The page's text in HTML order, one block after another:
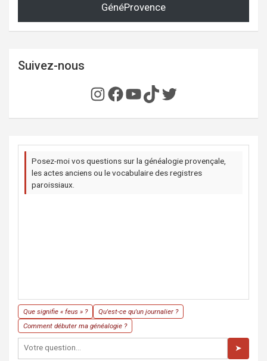
GénéProvence
Suivez-nous
Instagram
Facebook
YouTube
TikTok
Twitter
Posez-moi vos questions sur la généalogie provençale,
les actes anciens ou le vocabulaire des registres
paroissiaux.
Que signifie « feus » ?
Qu'est-ce qu'un journalier ?
Comment débuter ma généalogie ?
➤